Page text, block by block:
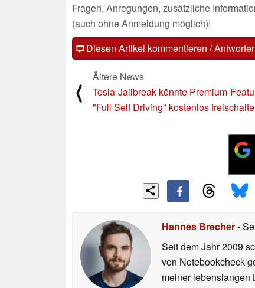
Fragen, Anregungen, zusätzliche
(auch ohne Anmeldung möglich)!
Diesen Artikel kommentieren /
⟨
Ältere News
Tesla-Jailbreak könnte Premium-
"Full Self Driving" kostenlos
Hannes Brecher-
Seit dem Jahr 2009
von Notebookcheck
meiner lebenslangen